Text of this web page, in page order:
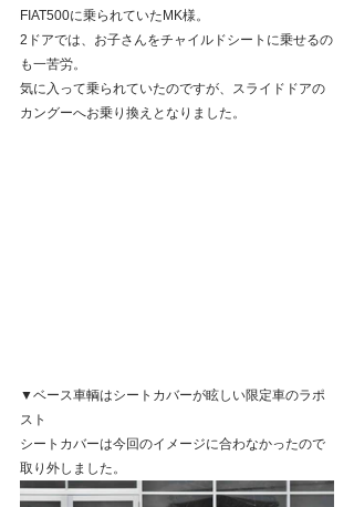
FIAT500に乗られていたMK様。
2ドアでは、お子さんをチャイルドシートに乗せるの
も一苦労。
気に入って乗られていたのですが、スライドドアの
カングーへお乗り換えとなりました。
▼ベース車輌はシートカバーが眩しい限定車のラポ
スト
シートカバーは今回のイメージに合わなかったので
取り外しました。